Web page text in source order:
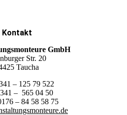
Kontakt
GmbH
Str. 20
Taucha
– 125 79 522
– 565 04 50
– 84 58 58 75